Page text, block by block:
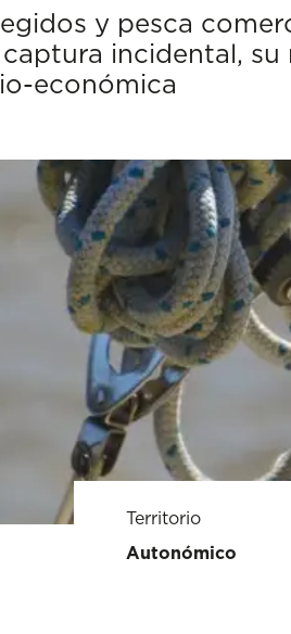
y pesca
incidental,
económica
Territorio
Autonómico